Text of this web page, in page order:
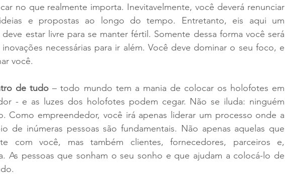
no que realmente importa. Inevitavelmente, você deverá renunciar
e propostas ao longo do tempo. Entretanto, eis aqui um
estar livre para se manter fértil. Somente dessa forma você será
necessárias para ir além. Você deve dominar o seu foco, e
você.
de tudo – todo mundo tem a mania de colocar os holofotes em
- e as luzes dos holofotes podem cegar. Não se iluda: ninguém
Como empreendedor, você irá apenas liderar um processo onde a
de inúmeras pessoas são fundamentais. Não apenas aquelas que
com você, mas também clientes, fornecedores, parceiros e,
As pessoas que sonham o seu sonho e que ajudam a colocá-lo de